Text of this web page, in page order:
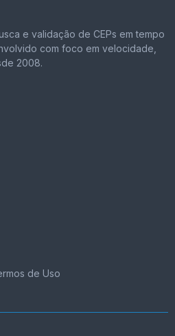
e validação de CEPs em tempo
com foco em velocidade,
2008.
de Uso